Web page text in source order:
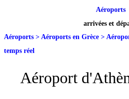
Aéroports
arrivées et
Aéroports > Aéroports en Grèce >
temps réel
Aéroport